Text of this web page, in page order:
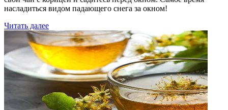
насладиться видом падающего снега за окном!
Читать далее